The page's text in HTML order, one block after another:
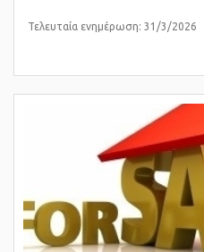
Τελευταία ενημέρωση: 31/3/2026